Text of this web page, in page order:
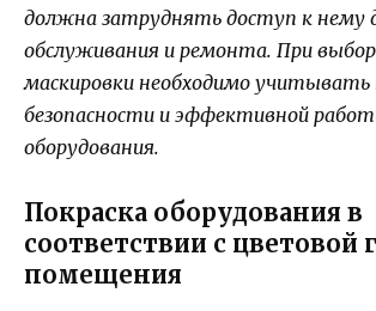
должна затруднять доступ к нему
обслуживания и ремонта. При
маскировки необходимо учитывать
безопасности и эффективной
оборудования.
Покраска оборудования в
соответствии с цветовой
помещения